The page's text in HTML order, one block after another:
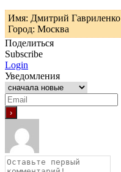
Имя: Дмитрий Гавриленко
Город: Москва
Поделиться
Subscribe
Login
Уведомления